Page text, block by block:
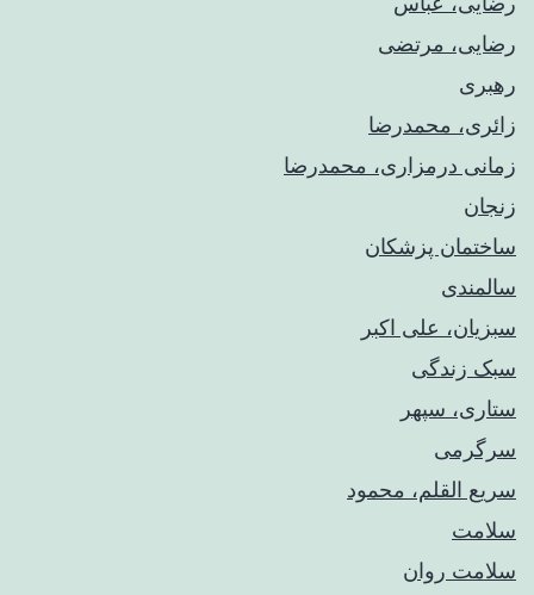
رضایی، مرتضی
رهبری
زائری، محمدرضا
زمانی درمزاری، محمدرضا
زنجان
ساختمان پزشکان
سالمندی
سبزیان، علی اکبر
سبک زندگی
ستاری، سپهر
سرگرمی
سریع القلم، محمود
سلامت
سلامت روان